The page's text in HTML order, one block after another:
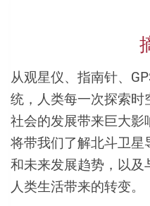
从观星仪、指南针、
统，人类每一次探索
社会的发展带来巨大
将带我们了解北斗卫
和未来发展趋势，以
人类生活带来的转变。